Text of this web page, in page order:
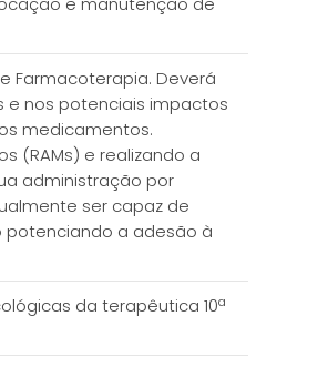
Farmacoterapia. Deverá
e nos potenciais impactos
medicamentos.
(RAMs) e realizando a
administração por
ser capaz de
a adesão à
da terapêutica 10ª